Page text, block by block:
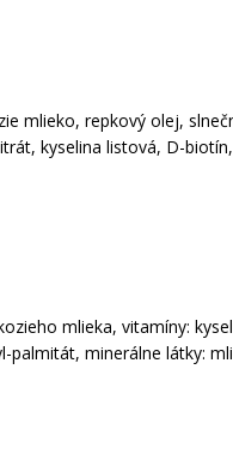
mlieko, repkový olej,
kyselina listová, D-
mlieka, vitamíny:
minerálne látky: